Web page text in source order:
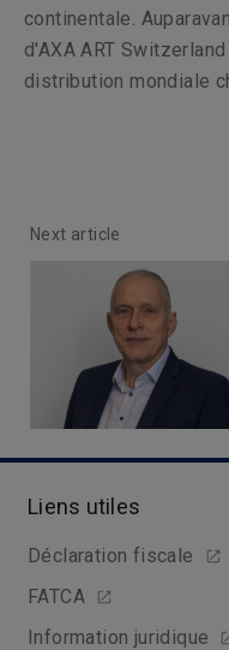
continentale.
d'AXA ART
distribution mondiale
Next article
Liens utiles
Déclaration fiscale
FATCA
Information juridique